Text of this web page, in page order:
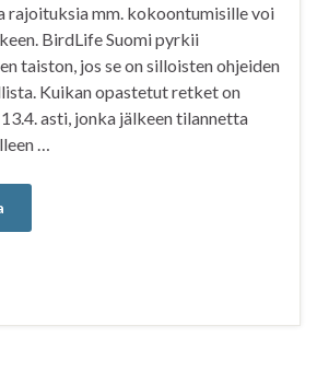
rajoituksia mm. kokoontumisille voi
BirdLife Suomi pyrkii
taiston, jos se on silloisten ohjeiden
Kuikan opastetut retket on
asti, jonka jälkeen tilannetta
…